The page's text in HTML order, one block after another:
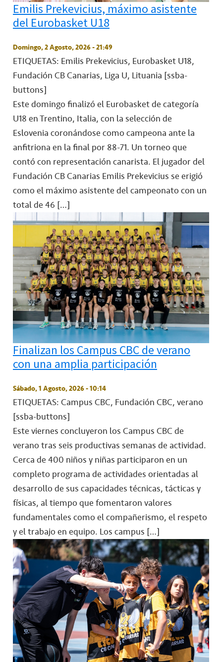
Emilis Prekevicius, máximo asistente
del Eurobasket U18
Domingo, 2 Agosto, 2026 - 21:49
ETIQUETAS: Emilis Prekevicius, Eurobasket U18,
Fundación CB Canarias, Liga U, Lituania [ssba-
buttons]
Este domingo finalizó el Eurobasket de categoría
U18 en Trentino, Italia, con la selección de
Eslovenia coronándose como campeona ante la
anfitriona en la final por 88-71. Un torneo que
contó con representación canarista. El jugador del
Fundación CB Canarias Emilis Prekevicius se erigió
como el máximo asistente del campeonato con un
total de 46 […]
Finalizan los Campus CBC de verano
con una amplia participación
Sábado, 1 Agosto, 2026 - 10:14
ETIQUETAS: Campus CBC, Fundación CBC, verano
[ssba-buttons]
Este viernes concluyeron los Campus CBC de
verano tras seis productivas semanas de actividad.
Cerca de 400 niños y niñas participaron en un
completo programa de actividades orientadas al
desarrollo de sus capacidades técnicas, tácticas y
físicas, al tiempo que fomentaron valores
fundamentales como el compañerismo, el respeto
y el trabajo en equipo. Los campus […]